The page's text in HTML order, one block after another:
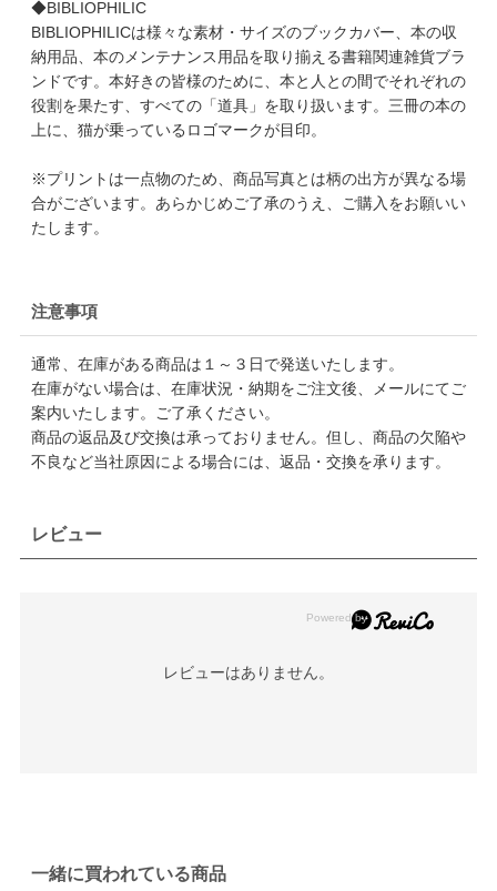
◆BIBLIOPHILIC
BIBLIOPHILICは様々な素材・サイズのブックカバー、本の収
納用品、本のメンテナンス用品を取り揃える書籍関連雑貨ブラ
ンドです。本好きの皆様のために、本と人との間でそれぞれの
役割を果たす、すべての「道具」を取り扱います。三冊の本の
上に、猫が乗っているロゴマークが目印。
※プリントは一点物のため、商品写真とは柄の出方が異なる場
合がございます。あらかじめご了承のうえ、ご購入をお願いい
たします。
注意事項
通常、在庫がある商品は１～３日で発送いたします。
在庫がない場合は、在庫状況・納期をご注文後、メールにてご
案内いたします。ご了承ください。
商品の返品及び交換は承っておりません。但し、商品の欠陥や
不良など当社原因による場合には、返品・交換を承ります。
レビュー
レビューはありません。
一緒に買われている商品